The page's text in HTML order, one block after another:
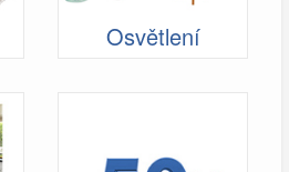
Osvětlení